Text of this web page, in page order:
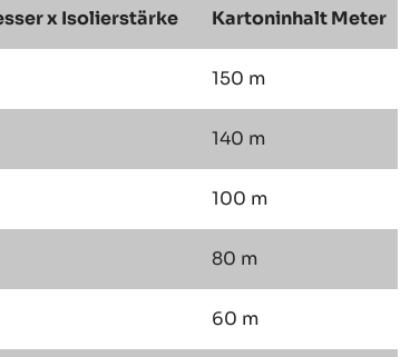
x Isolierstärke Kartoninhalt Meter
150 m
140 m
100 m
80 m
60 m